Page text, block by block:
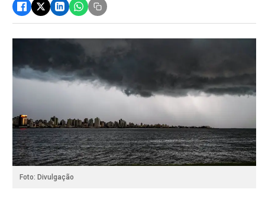
Foto: Divulgação